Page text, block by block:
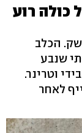
כולה רוע
הכלב
שנבע
וטרינר.
לאחר